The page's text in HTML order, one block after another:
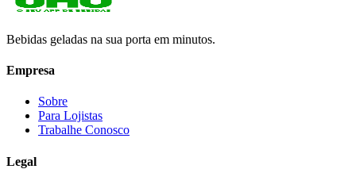
Bebidas geladas na sua porta em minutos.
Empresa
Sobre
Para Lojistas
Trabalhe Conosco
Legal